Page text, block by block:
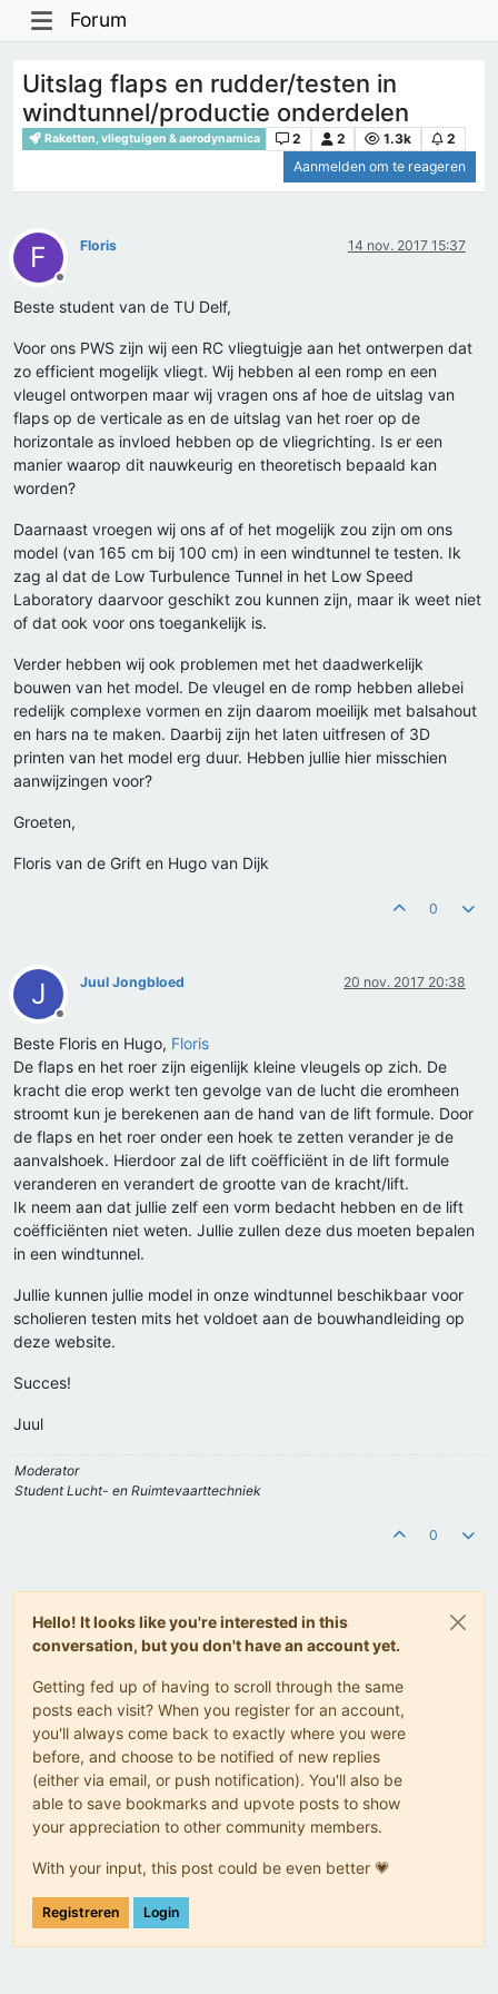
Forum
Uitslag flaps en rudder/testen in
windtunnel/productie onderdelen
Raketten, vliegtuigen & aerodynamica 2 2 1.3k
2
Aanmelden om te reageren
F
Offline
Floris 14 nov. 2017 15:37
Beste student van de TU Delf,
Voor ons PWS zijn wij een RC vliegtuigje aan het ontwerpen dat
zo efficient mogelijk vliegt. Wij hebben al een romp en een
vleugel ontworpen maar wij vragen ons af hoe de uitslag van
flaps op de verticale as en de uitslag van het roer op de
horizontale as invloed hebben op de vliegrichting. Is er een
manier waarop dit nauwkeurig en theoretisch bepaald kan
worden?
Daarnaast vroegen wij ons af of het mogelijk zou zijn om ons
model (van 165 cm bij 100 cm) in een windtunnel te testen. Ik
zag al dat de Low Turbulence Tunnel in het Low Speed
Laboratory daarvoor geschikt zou kunnen zijn, maar ik weet niet
of dat ook voor ons toegankelijk is.
Verder hebben wij ook problemen met het daadwerkelijk
bouwen van het model. De vleugel en de romp hebben allebei
redelijk complexe vormen en zijn daarom moeilijk met balsahout
en hars na te maken. Daarbij zijn het laten uitfresen of 3D
printen van het model erg duur. Hebben jullie hier misschien
aanwijzingen voor?
Groeten,
Floris van de Grift en Hugo van Dijk
0
J
Offline
Juul Jongbloed 20 nov. 2017 20:38
Beste Floris en Hugo, Floris
De flaps en het roer zijn eigenlijk kleine vleugels op zich. De
kracht die erop werkt ten gevolge van de lucht die eromheen
stroomt kun je berekenen aan de hand van de lift formule. Door
de flaps en het roer onder een hoek te zetten verander je de
aanvalshoek. Hierdoor zal de lift coëfficiënt in de lift formule
veranderen en verandert de grootte van de kracht/lift.
Ik neem aan dat jullie zelf een vorm bedacht hebben en de lift
coëfficiënten niet weten. Jullie zullen deze dus moeten bepalen
in een windtunnel.
Jullie kunnen jullie model in onze windtunnel beschikbaar voor
scholieren testen mits het voldoet aan de bouwhandleiding op
deze website.
Succes!
Juul
Moderator
Student Lucht- en Ruimtevaarttechniek
0
Hello! It looks like you're interested in this
conversation, but you don't have an account yet.
Getting fed up of having to scroll through the same
posts each visit? When you register for an account,
you'll always come back to exactly where you were
before, and choose to be notified of new replies
(either via email, or push notification). You'll also be
able to save bookmarks and upvote posts to show
your appreciation to other community members.
With your input, this post could be even better 💗
Registreren Login